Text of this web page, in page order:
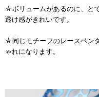
☆ボリュームがあるのに、と
透け感がきれいです。
☆同じモチーフのレースペン
ゃれになります。